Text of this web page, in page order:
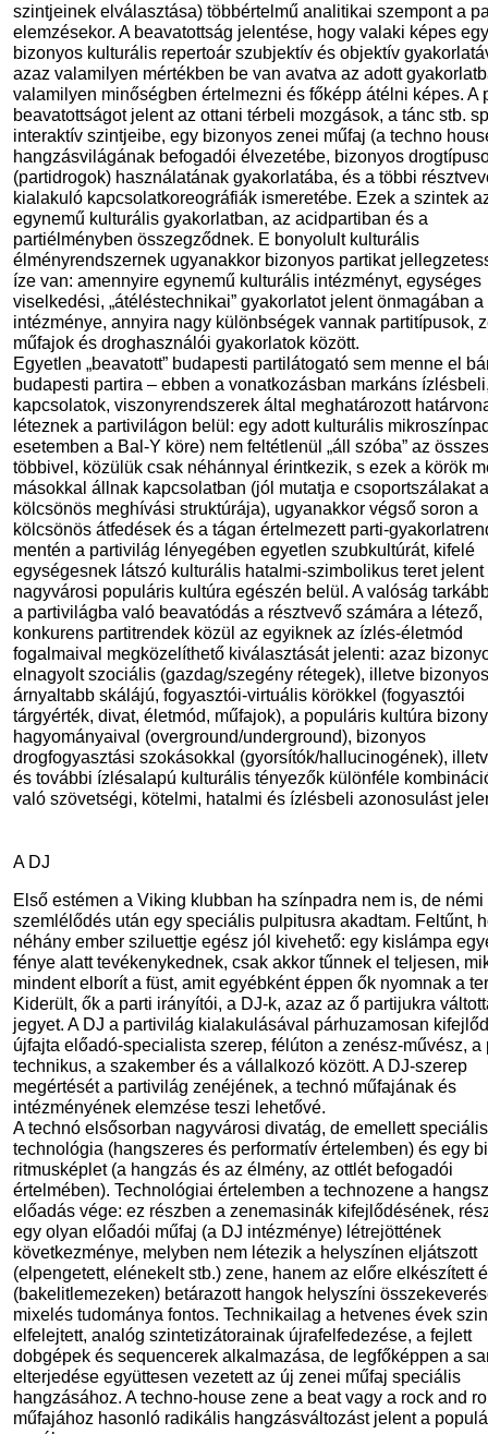
szintjeinek elválasztása) többértelmű analitikai szempont a
elemzésekor. A beavatottság jelentése, hogy valaki képes egy
bizonyos kulturális repertoár szubjektív és objektív
azaz valamilyen mértékben be van avatva az adott
valamilyen minőségben értelmezni és főképp átélni képes. A
beavatottságot jelent az ottani térbeli mozgások, a tánc stb.
interaktív szintjeibe, egy bizonyos zenei műfaj (a techno
hangzásvilágának befogadói élvezetébe, bizonyos
(partidrogok) használatának gyakorlatába, és a többi
kialakuló kapcsolatkoreográfiák ismeretébe. Ezek a szintek
egynemű kulturális gyakorlatban, az acidpartiban és a
partiélményben összegződnek. E bonyolult kulturális
élményrendszernek ugyanakkor bizonyos partikat
íze van: amennyire egynemű kulturális intézményt, egységes
viselkedési, „átéléstechnikai” gyakorlatot jelent önmagában a
intézménye, annyira nagy különbségek vannak partitípusok,
műfajok és droghasználói gyakorlatok között.
Egyetlen „beavatott” budapesti partilátogató sem menne el
budapesti partira – ebben a vonatkozásban markáns
kapcsolatok, viszonyrendszerek által meghatározott
léteznek a partivilágon belül: egy adott kulturális
esetemben a Bal-Y köre) nem feltétlenül „áll szóba” az összes
többivel, közülük csak néhánnyal érintkezik, s ezek a körök
másokkal állnak kapcsolatban (jól mutatja e csoportszálakat
kölcsönös meghívási struktúrája), ugyanakkor végső soron a
kölcsönös átfedések és a tágan értelmezett parti-
mentén a partivilág lényegében egyetlen szubkultúrát, kifelé
egységesnek látszó kulturális hatalmi-szimbolikus teret jelent
nagyvárosi populáris kultúra egészén belül. A valóság
a partivilágba való beavatódás a résztvevő számára a létező,
konkurens partitrendek közül az egyiknek az ízlés-életmód
fogalmaival megközelíthető kiválasztását jelenti: azaz
elnagyolt szociális (gazdag/szegény rétegek), illetve bizonyos
árnyaltabb skálájú, fogyasztói-virtuális körökkel (fogyasztói
tárgyérték, divat, életmód, műfajok), a populáris kultúra
hagyományaival (overground/underground), bizonyos
drogfogyasztási szokásokkal (gyorsítók/hallucinogének),
és további ízlésalapú kulturális tényezők különféle
való szövetségi, kötelmi, hatalmi és ízlésbeli azonosulást
A DJ
Első estémen a Viking klubban ha színpadra nem is, de némi
szemlélődés után egy speciális pulpitusra akadtam. Feltűnt,
néhány ember sziluettje egész jól kivehető: egy kislámpa
fénye alatt tevékenykednek, csak akkor tűnnek el teljesen,
mindent elborít a füst, amit egyébként éppen ők nyomnak a
Kiderült, ők a parti irányítói, a DJ-k, azaz az ő partijukra
jegyet. A DJ a partivilág kialakulásával párhuzamosan
újfajta előadó-specialista szerep, félúton a zenész-művész, a
technikus, a szakember és a vállalkozó között. A DJ-szerep
megértését a partivilág zenéjének, a technó műfajának és
intézményének elemzése teszi lehetővé.
A technó elsősorban nagyvárosi divatág, de emellett speciális
technológia (hangszeres és performatív értelemben) és egy
ritmusképlet (a hangzás és az élmény, az ottlét befogadói
értelmében). Technológiai értelemben a technozene a
előadás vége: ez részben a zenemasinák kifejlődésének,
egy olyan előadói műfaj (a DJ intézménye) létrejöttének
következménye, melyben nem létezik a helyszínen eljátszott
(elpengetett, elénekelt stb.) zene, hanem az előre elkészített
(bakelitlemezeken) betárazott hangok helyszíni
mixelés tudománya fontos. Technikailag a hetvenes évek
elfelejtett, analóg szintetizátorainak újrafelfedezése, a fejlett
dobgépek és sequencerek alkalmazása, de legfőképpen a
elterjedése együttesen vezetett az új zenei műfaj speciális
hangzásához. A techno-house zene a beat vagy a rock and
műfajához hasonló radikális hangzásváltozást jelent a